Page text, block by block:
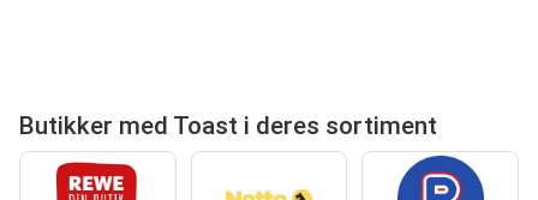
Butikker med Toast i deres sortiment